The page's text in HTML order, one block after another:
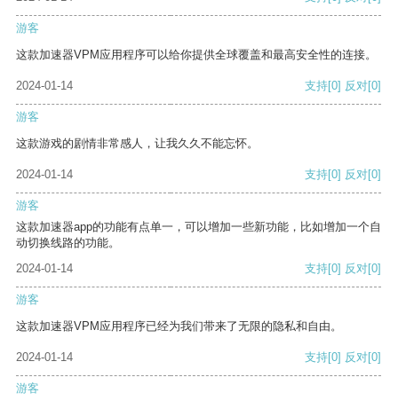
游客
这款加速器VPM应用程序可以给你提供全球覆盖和最高安全性的连接。
2024-01-14 支持[0] 反对[0]
游客
这款游戏的剧情非常感人，让我久久不能忘怀。
2024-01-14 支持[0] 反对[0]
游客
这款加速器app的功能有点单一，可以增加一些新功能，比如增加一个自
动切换线路的功能。
2024-01-14
支持[0] 反对[0]
游客
这款加速器VPM应用程序已经为我们带来了无限的隐私和自由。
2024-01-14 支持[0] 反对[0]
游客